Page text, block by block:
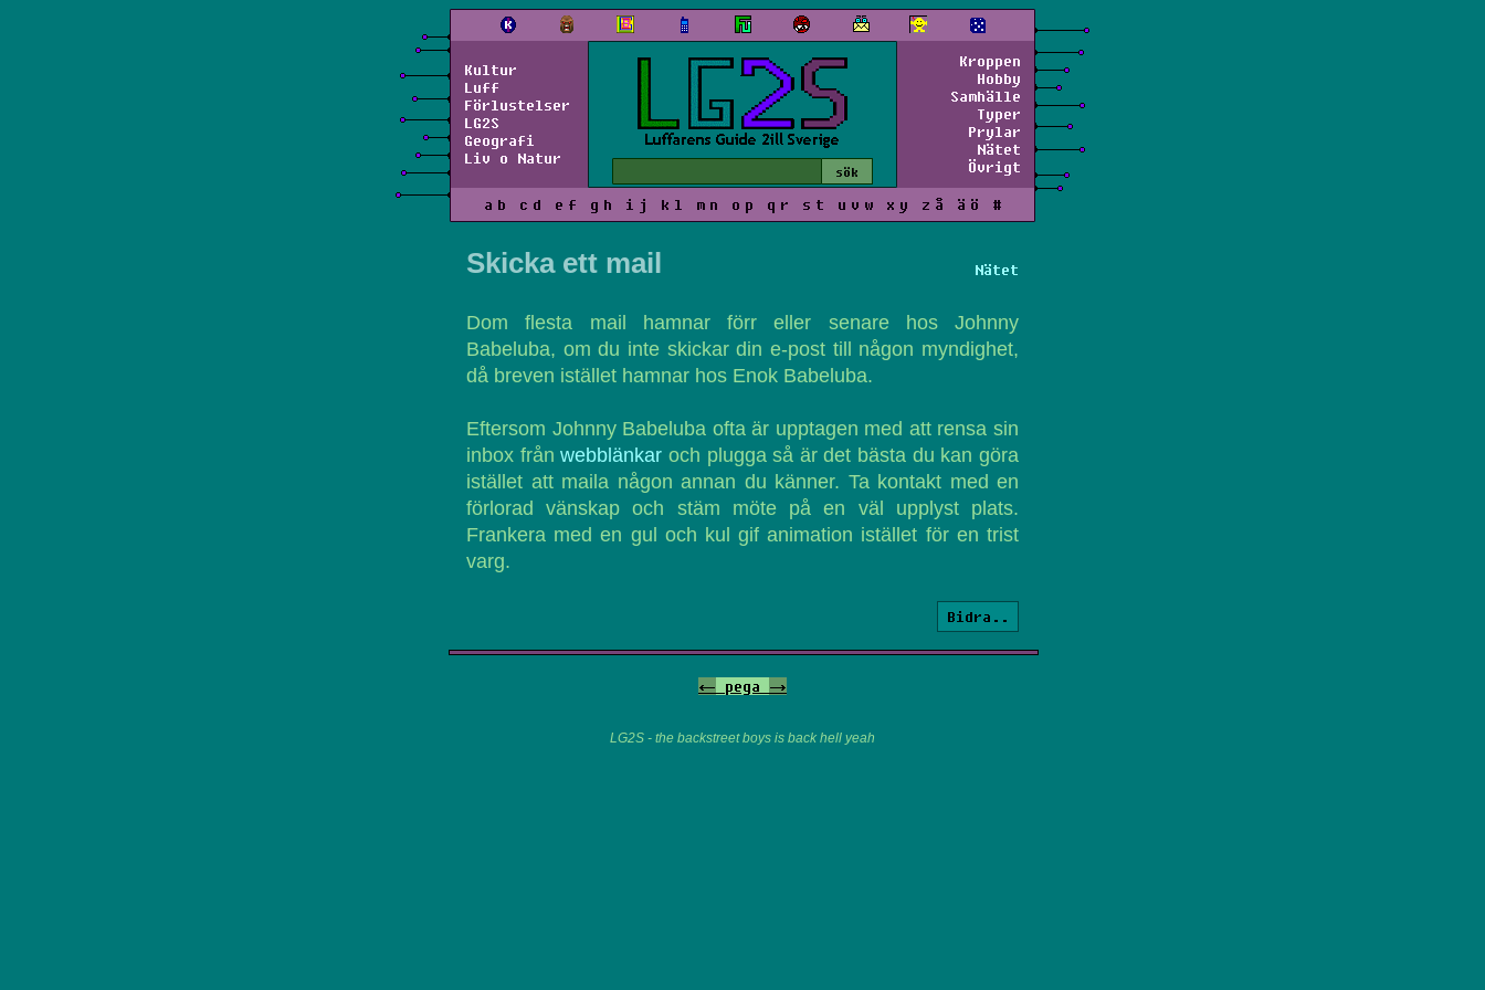
Kultur
Luff
Förlustelser
LG2S
Geografi
Liv o Natur
Kroppen
Hobby
Samhälle
Typer
Prylar
Nätet
Övrigt
a b c d e f g h i j k l m n o p q r s t u v w x y z å ä ö #
Nätet
Skicka ett mail
Dom flesta mail hamnar förr eller senare hos Johnny
Babeluba, om du inte skickar din e-post till någon myndighet,
då breven istället hamnar hos Enok Babeluba.
Eftersom Johnny Babeluba ofta är upptagen med att rensa sin
inbox frånwebblänkar och plugga så är det bästa du kan göra
istället att maila någon annan du känner. Ta kontakt med en
förlorad vänskap och stäm möte på en väl upplyst plats.
Frankera med en gul och kul gif animation istället för en trist
varg.
Bidra..
<- pega ->
LG2S - the backstreet boys is back hell yeah